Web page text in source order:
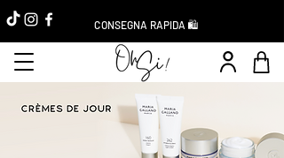
CONSEGNA RAPIDA 🛍️